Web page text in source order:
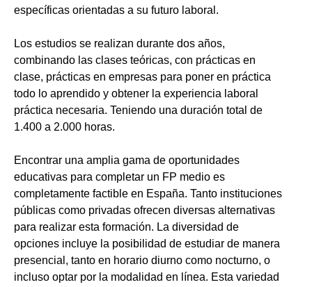
específicas orientadas a su futuro laboral.
Los estudios se realizan durante dos años,
combinando las clases teóricas, con prácticas en
clase, prácticas en empresas para poner en práctica
todo lo aprendido y obtener la experiencia laboral
práctica necesaria. Teniendo una duración total de
1.400 a 2.000 horas.
Encontrar una amplia gama de oportunidades
educativas para completar un FP medio es
completamente factible en España. Tanto instituciones
públicas como privadas ofrecen diversas alternativas
para realizar esta formación. La diversidad de
opciones incluye la posibilidad de estudiar de manera
presencial, tanto en horario diurno como nocturno, o
incluso optar por la modalidad en línea. Esta variedad